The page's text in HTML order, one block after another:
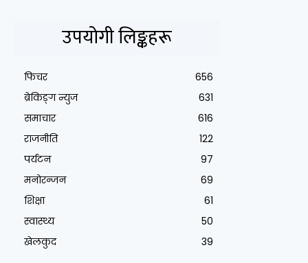
उपयोगी लिङ्कहरू
फिचर
656
ब्रेकिङ्ग न्युज
631
समाचार
616
राजनीति
122
पर्यटन
97
मनोरन्जन
69
शिक्षा
61
स्वास्थ्य
50
खेलकुद
39